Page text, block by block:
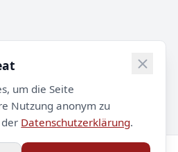
um die Seite
Nutzung anonym zu
Datenschutzerklärung.